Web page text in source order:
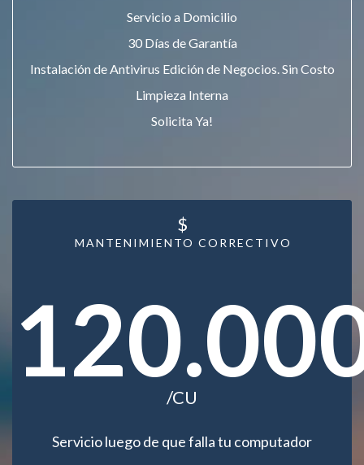
Servicio a Domicilio
30 Días de Garantía
Instalación de Antivirus Edición de Negocios. Sin Costo
Limpieza Interna
Solicita Ya!
MANTENIMIENTO CORRECTIVO
$
/CU
Servicio luego de que falla tu computador